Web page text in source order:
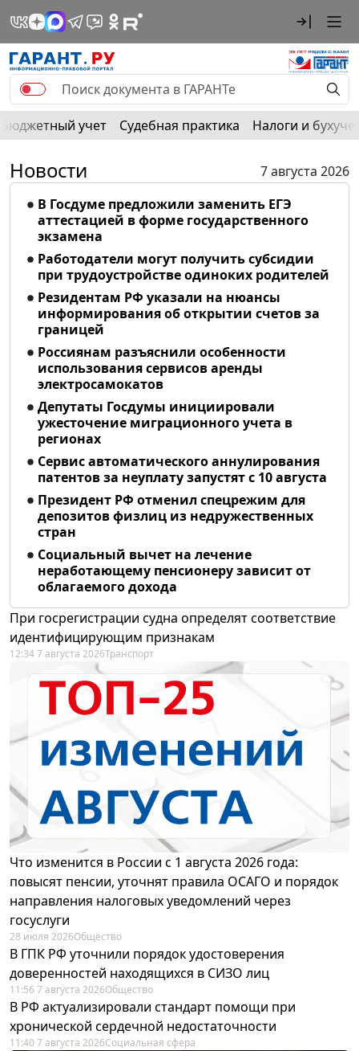
Бюджетный учет Судебная практика Налоги и
Новости
7 августа 2026
В Госдуме предложили заменить ЕГЭ
аттестацией в форме государственного
экзамена
Работодатели могут получить субсидии
при трудоустройстве одиноких родителей
Резидентам РФ указали на нюансы
информирования об открытии счетов за
границей
Россиянам разъяснили особенности
использования сервисов аренды
электросамокатов
Депутаты Госдумы инициировали
ужесточение миграционного учета в
регионах
Сервис автоматического аннулирования
патентов за неуплату запустят с 10 августа
Президент РФ отменил спецрежим для
депозитов физлиц из недружественных
стран
Социальный вычет на лечение
неработающему пенсионеру зависит от
облагаемого дохода
При госрегистрации судна определят соответствие
идентифицирующим признакам
12:34 7 августа 2026Транспорт
Что изменится в России с 1 августа 2026 года:
повысят пенсии, уточнят правила ОСАГО и порядок
направления налоговых уведомлений через
госуслуги
28 июля 2026Общество
В ГПК РФ уточнили порядок удостоверения
доверенностей находящихся в СИЗО лиц
11:56 7 августа 2026Общество
В РФ актуализировали стандарт помощи при
хронической сердечной недостаточности
11:40 7 августа 2026Социальная сфера